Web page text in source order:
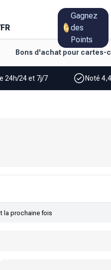
FR
Gagnez
des
Points
Bons d'achat pour cartes-
24h/24 et 7j/7 Noté
la prochaine fois